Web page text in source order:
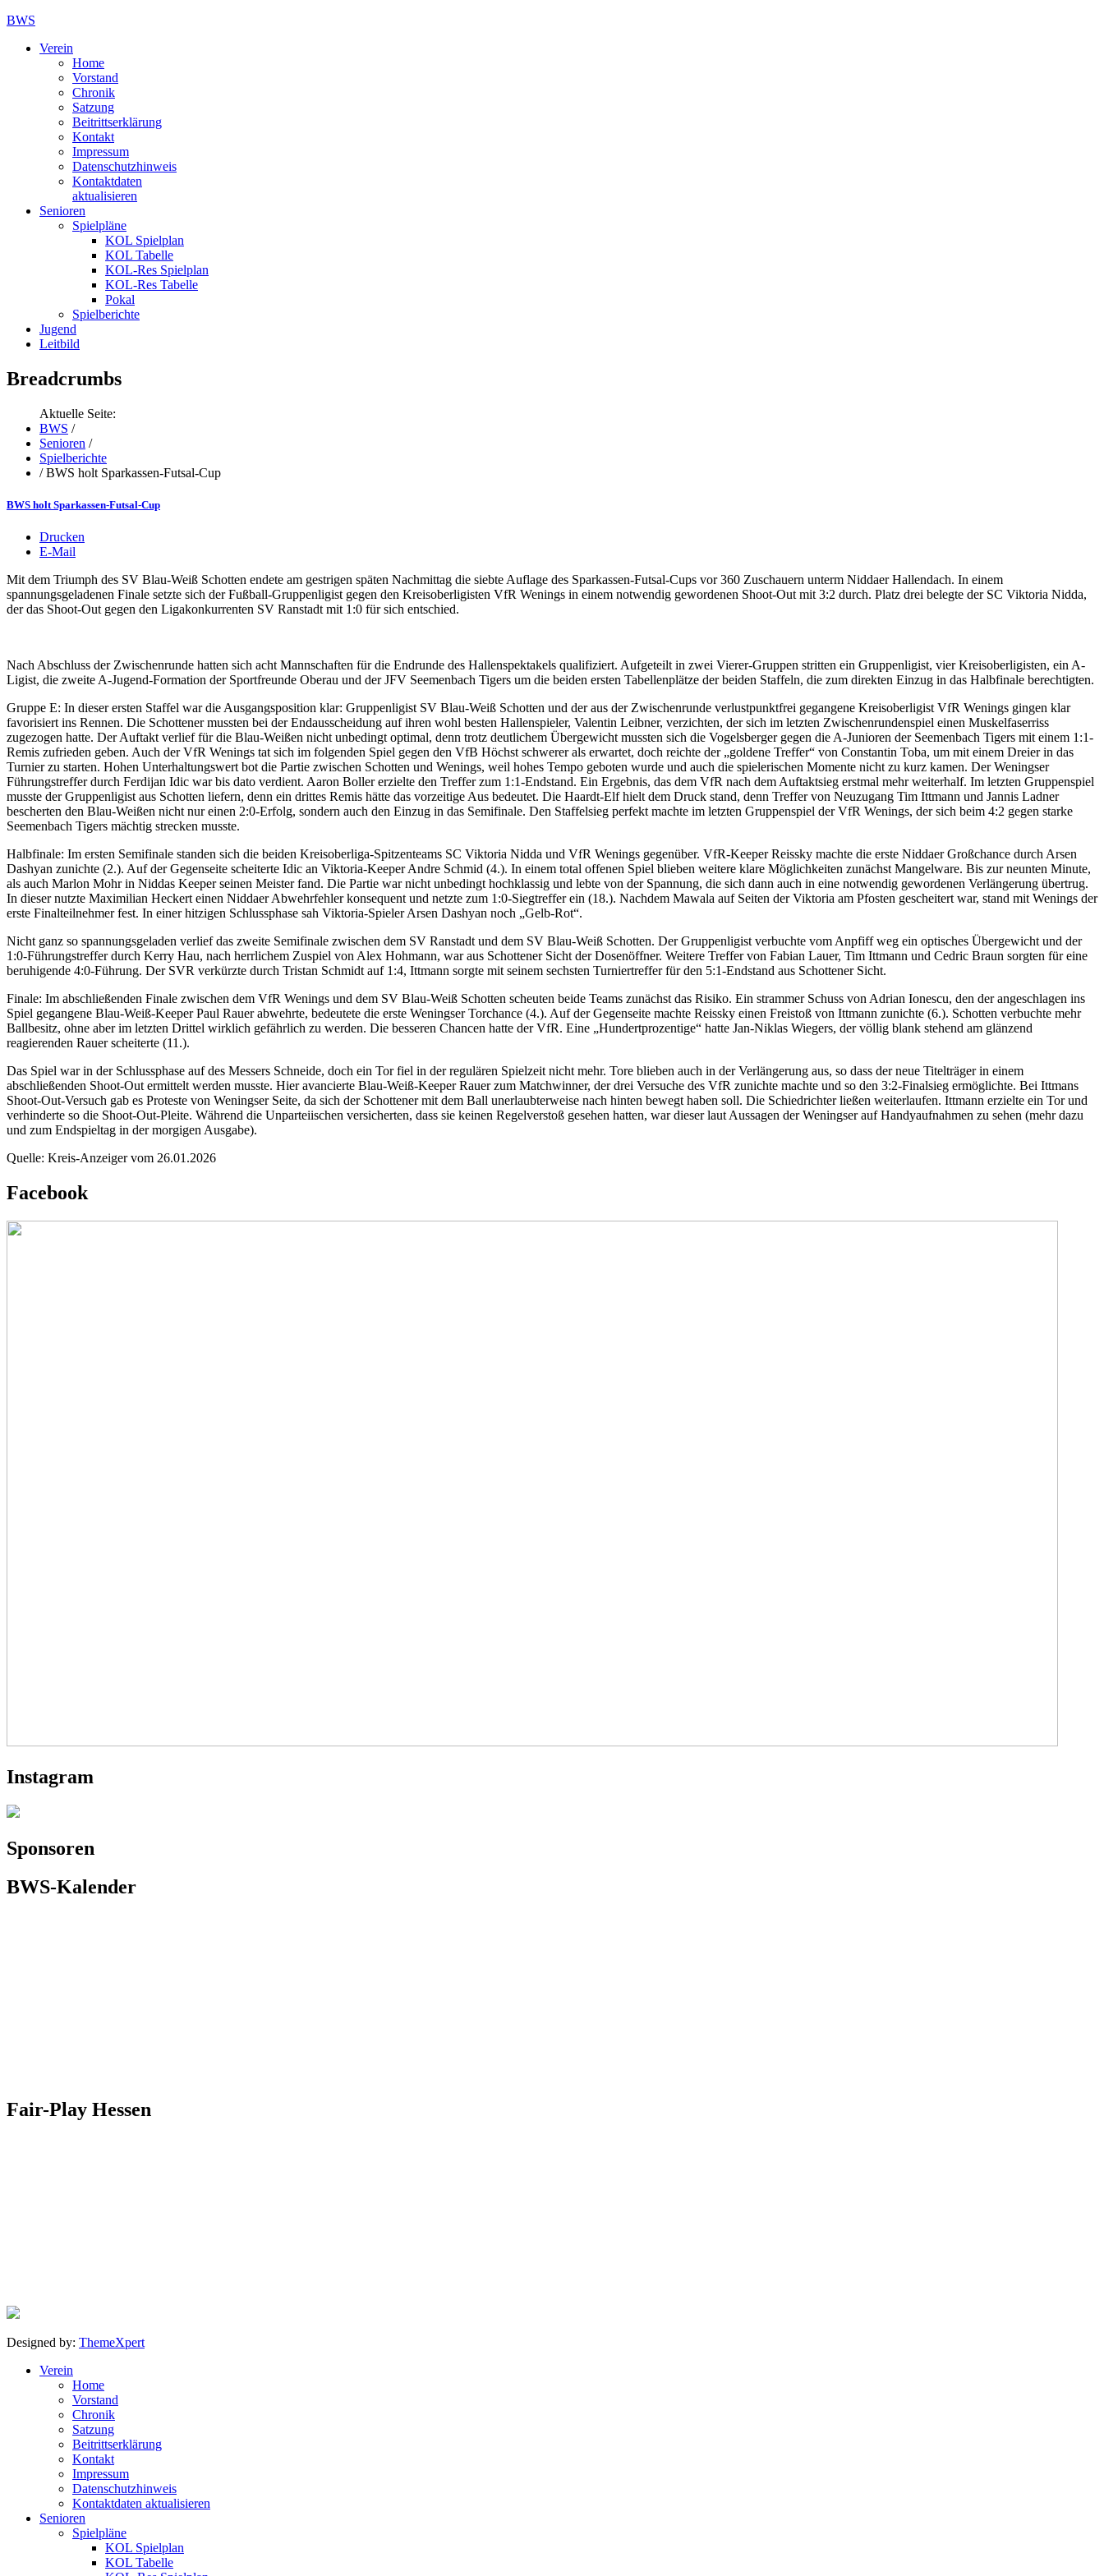
BWS
Verein
Home
Vorstand
Chronik
Satzung
Beitrittserklärung
Kontakt
Impressum
Datenschutzhinweis
Kontaktdaten
aktualisieren
Senioren
Spielpläne
KOL Spielplan
KOL Tabelle
KOL-Res Spielplan
KOL-Res Tabelle
Pokal
Spielberichte
Jugend
Leitbild
Breadcrumbs
Aktuelle Seite:
BWS /
Senioren /
Spielberichte
/ BWS holt Sparkassen-Futsal-Cup
BWS holt Sparkassen-Futsal-Cup
Drucken
E-Mail
Mit dem Triumph des SV Blau-Weiß Schotten endete am gestrigen späten Nachmittag die siebte Auflage des Sparkassen-Futsal-Cups vor 360 Zuschauern unterm Niddaer Hallendach. In einem
spannungsgeladenen Finale setzte sich der Fußball-Gruppenligist gegen den Kreisoberligisten VfR Wenings in einem notwendig gewordenen Shoot-Out mit 3:2 durch. Platz drei belegte der SC Viktoria Nidda,
der das Shoot-Out gegen den Ligakonkurrenten SV Ranstadt mit 1:0 für sich entschied.
Nach Abschluss der Zwischenrunde hatten sich acht Mannschaften für die Endrunde des Hallenspektakels qualifiziert. Aufgeteilt in zwei Vierer-Gruppen stritten ein Gruppenligist, vier Kreisoberligisten, ein A-
Ligist, die zweite A-Jugend-Formation der Sportfreunde Oberau und der JFV Seemenbach Tigers um die beiden ersten Tabellenplätze der beiden Staffeln, die zum direkten Einzug in das Halbfinale berechtigten.
Gruppe E: In dieser ersten Staffel war die Ausgangsposition klar: Gruppenligist SV Blau-Weiß Schotten und der aus der Zwischenrunde verlustpunktfrei gegangene Kreisoberligist VfR Wenings gingen klar
favorisiert ins Rennen. Die Schottener mussten bei der Endausscheidung auf ihren wohl besten Hallenspieler, Valentin Leibner, verzichten, der sich im letzten Zwischenrundenspiel einen Muskelfaserriss
zugezogen hatte. Der Auftakt verlief für die Blau-Weißen nicht unbedingt optimal, denn trotz deutlichem Übergewicht mussten sich die Vogelsberger gegen die A-Junioren der Seemenbach Tigers mit einem 1:1-
Remis zufrieden geben. Auch der VfR Wenings tat sich im folgenden Spiel gegen den VfB Höchst schwerer als erwartet, doch reichte der „goldene Treffer“ von Constantin Toba, um mit einem Dreier in das
Turnier zu starten. Hohen Unterhaltungswert bot die Partie zwischen Schotten und Wenings, weil hohes Tempo geboten wurde und auch die spielerischen Momente nicht zu kurz kamen. Der Weningser
Führungstreffer durch Ferdijan Idic war bis dato verdient. Aaron Boller erzielte den Treffer zum 1:1-Endstand. Ein Ergebnis, das dem VfR nach dem Auftaktsieg erstmal mehr weiterhalf. Im letzten Gruppenspiel
musste der Gruppenligist aus Schotten liefern, denn ein drittes Remis hätte das vorzeitige Aus bedeutet. Die Haardt-Elf hielt dem Druck stand, denn Treffer von Neuzugang Tim Ittmann und Jannis Ladner
bescherten den Blau-Weißen nicht nur einen 2:0-Erfolg, sondern auch den Einzug in das Semifinale. Den Staffelsieg perfekt machte im letzten Gruppenspiel der VfR Wenings, der sich beim 4:2 gegen starke
Seemenbach Tigers mächtig strecken musste.
Halbfinale: Im ersten Semifinale standen sich die beiden Kreisoberliga-Spitzenteams SC Viktoria Nidda und VfR Wenings gegenüber. VfR-Keeper Reissky machte die erste Niddaer Großchance durch Arsen
Dashyan zunichte (2.). Auf der Gegenseite scheiterte Idic an Viktoria-Keeper Andre Schmid (4.). In einem total offenen Spiel blieben weitere klare Möglichkeiten zunächst Mangelware. Bis zur neunten Minute,
als auch Marlon Mohr in Niddas Keeper seinen Meister fand. Die Partie war nicht unbedingt hochklassig und lebte von der Spannung, die sich dann auch in eine notwendig gewordenen Verlängerung übertrug.
In dieser nutzte Maximilian Heckert einen Niddaer Abwehrfehler konsequent und netzte zum 1:0-Siegtreffer ein (18.). Nachdem Mawala auf Seiten der Viktoria am Pfosten gescheitert war, stand mit Wenings der
erste Finalteilnehmer fest. In einer hitzigen Schlussphase sah Viktoria-Spieler Arsen Dashyan noch „Gelb-Rot“.
Nicht ganz so spannungsgeladen verlief das zweite Semifinale zwischen dem SV Ranstadt und dem SV Blau-Weiß Schotten. Der Gruppenligist verbuchte vom Anpfiff weg ein optisches Übergewicht und der
1:0-Führungstreffer durch Kerry Hau, nach herrlichem Zuspiel von Alex Hohmann, war aus Schottener Sicht der Dosenöffner. Weitere Treffer von Fabian Lauer, Tim Ittmann und Cedric Braun sorgten für eine
beruhigende 4:0-Führung. Der SVR verkürzte durch Tristan Schmidt auf 1:4, Ittmann sorgte mit seinem sechsten Turniertreffer für den 5:1-Endstand aus Schottener Sicht.
Finale: Im abschließenden Finale zwischen dem VfR Wenings und dem SV Blau-Weiß Schotten scheuten beide Teams zunächst das Risiko. Ein strammer Schuss von Adrian Ionescu, den der angeschlagen ins
Spiel gegangene Blau-Weiß-Keeper Paul Rauer abwehrte, bedeutete die erste Weningser Torchance (4.). Auf der Gegenseite machte Reissky einen Freistoß von Ittmann zunichte (6.). Schotten verbuchte mehr
Ballbesitz, ohne aber im letzten Drittel wirklich gefährlich zu werden. Die besseren Chancen hatte der VfR. Eine „Hundertprozentige“ hatte Jan-Niklas Wiegers, der völlig blank stehend am glänzend
reagierenden Rauer scheiterte (11.).
Das Spiel war in der Schlussphase auf des Messers Schneide, doch ein Tor fiel in der regulären Spielzeit nicht mehr. Tore blieben auch in der Verlängerung aus, so dass der neue Titelträger in einem
abschließenden Shoot-Out ermittelt werden musste. Hier avancierte Blau-Weiß-Keeper Rauer zum Matchwinner, der drei Versuche des VfR zunichte machte und so den 3:2-Finalsieg ermöglichte. Bei Ittmans
Shoot-Out-Versuch gab es Proteste von Weningser Seite, da sich der Schottener mit dem Ball unerlaubterweise nach hinten bewegt haben soll. Die Schiedrichter ließen weiterlaufen. Ittmann erzielte ein Tor und
verhinderte so die Shoot-Out-Pleite. Während die Unparteiischen versicherten, dass sie keinen Regelverstoß gesehen hatten, war dieser laut Aussagen der Weningser auf Handyaufnahmen zu sehen (mehr dazu
und zum Endspieltag in der morgigen Ausgabe).
Quelle: Kreis-Anzeiger vom 26.01.2026
Facebook
Instagram
Sponsoren
BWS-Kalender
Fair-Play Hessen
Designed by: ThemeXpert
Verein
Home
Vorstand
Chronik
Satzung
Beitrittserklärung
Kontakt
Impressum
Datenschutzhinweis
Kontaktdaten aktualisieren
Senioren
Spielpläne
KOL Spielplan
KOL Tabelle